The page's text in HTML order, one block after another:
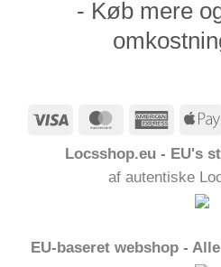
- Køb mere
Visum MasterCard
Locsshop.eu - EU's
af autentiske
EU-baseret webshop -